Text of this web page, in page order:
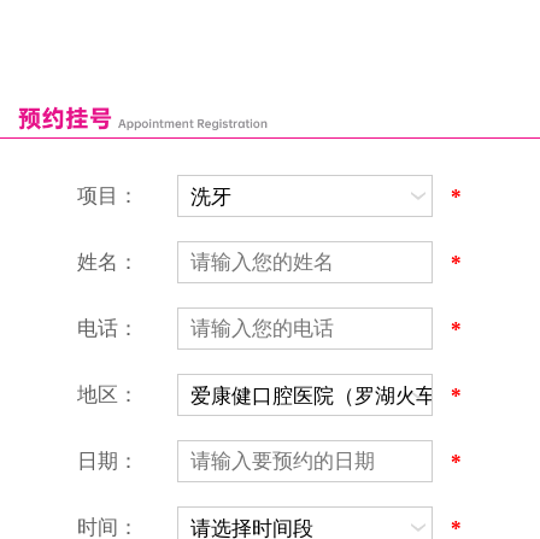
恒乐口腔诊所
富港口腔诊所
营业时间：9:00-18:00
（节假日照常上班）
微信线上预约：aikangjian1995
项目： *
姓名： *
电话： *
地区： *
日期： *
时间： *